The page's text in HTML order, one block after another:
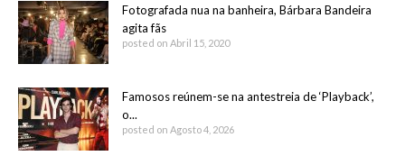
Fotografada nua na banheira, Bárbara Bandeira
agita fãs
posted on Abril 15, 2020
Famosos reúnem-se na antestreia de ‘Playback’,
o...
posted on Agosto 4, 2026